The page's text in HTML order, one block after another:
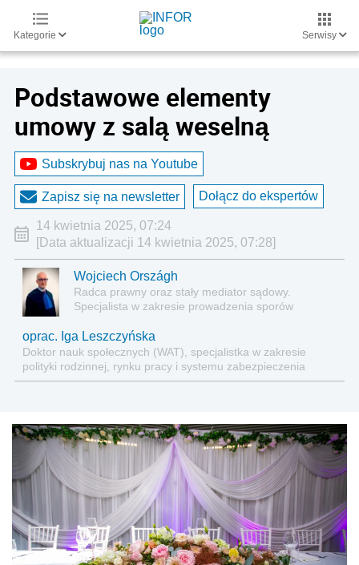
Kategorie Serwisy
Podstawowe elementy
umowy z salą weselną
Subskrybuj nas na Youtube
Zapisz się na newsletter Dołącz do ekspertów
14 kwietnia 2025, 07:24
[Data aktualizacji 14 kwietnia 2025, 07:28]
Wojciech Országh
Radca prawny oraz stały mediator sądowy.
Specjalista w zakresie prowadzenia sporów
tworzeniu i negocjowaniu umów gospodarczych
oprac. Iga Leszczyńska
Doktor nauk społecznych (WAT), specjalistka w zakresie
polityki rodzinnej, rynku pracy i systemu zabezpieczenia
społecznego.